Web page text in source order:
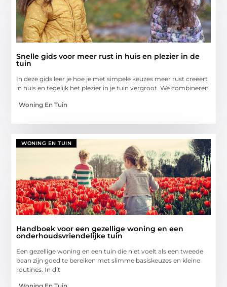
Snelle gids voor meer rust in huis en plezier in de
tuin
In deze gids leer je hoe je met simpele keuzes meer rust creëert
in huis en tegelijk het plezier in je tuin vergroot. We combineren
Woning En Tuin
WONING EN TUIN
Handboek voor een gezellige woning en een
onderhoudsvriendelijke tuin
Een gezellige woning en een tuin die niet voelt als een tweede
baan zijn goed te bereiken met slimme basiskeuzes en kleine
routines. In dit